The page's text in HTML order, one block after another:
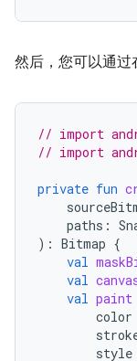
然后，您可以通过
// import
// import
private fun
paths :
): Bitmap {
val
val
val paint
color
style